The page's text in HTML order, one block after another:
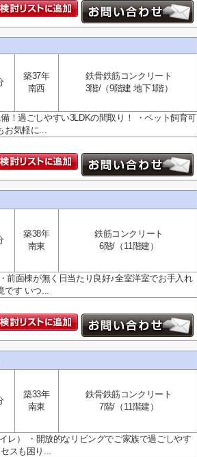
築37年
南西
鉄骨鉄筋コンクリート
3階/（9階建 地下1階）
！過ごしやすい3LDKの間取り！ ・ペット飼育可
お気軽に...
築38年
南東
鉄筋コンクリート
6階/（11階建）
前面棟が無く日当たり良好♪全室洋室でお手入れ
です いつ...
築33年
南東
鉄骨鉄筋コンクリート
7階/（11階建）
レ） ・開放的なリビングでご家族で過ごしやす
スも困り...